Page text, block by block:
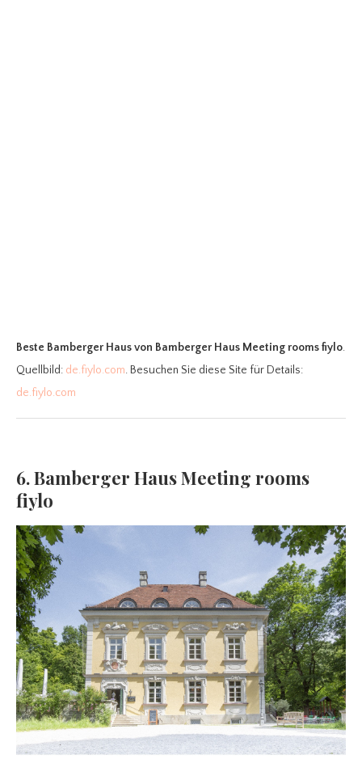
Beste Bamberger Hausvon Bamberger Haus Meeting rooms fiylo.
Quellbild: de.fiylo.com. Besuchen Sie diese Site für Details:
de.fiylo.com
6. Bamberger Haus Meeting rooms
fiylo